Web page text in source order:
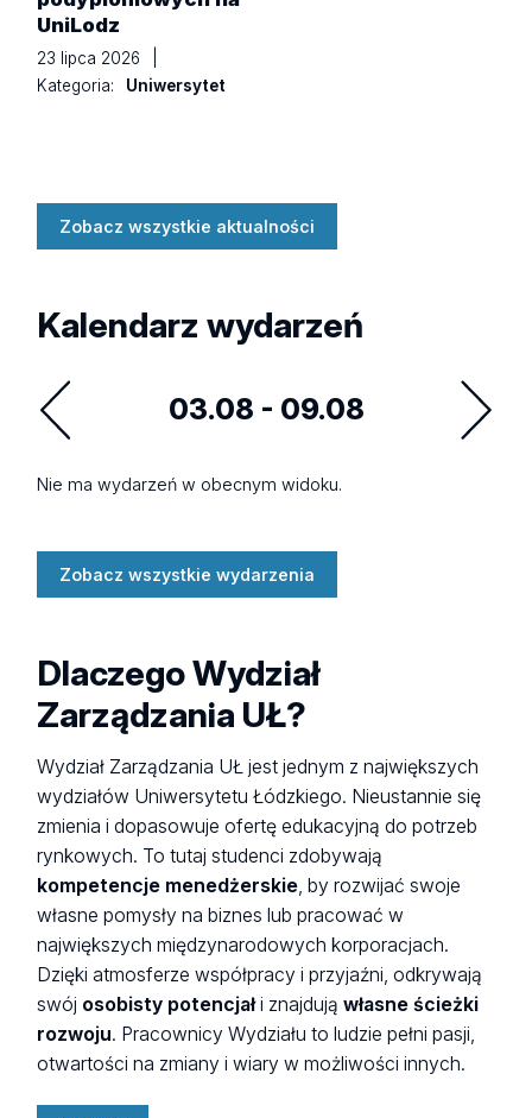
UniLodz
23 lipca 2026
Kategoria:
Uniwersytet
Zobacz wszystkie aktualności
Kalendarz wydarzeń
03.08 - 09.08
Nie ma wydarzeń w obecnym widoku.
Zobacz wszystkie wydarzenia
Dlaczego Wydział
Zarządzania UŁ?
Wydział Zarządzania UŁ jest jednym z największych
wydziałów Uniwersytetu Łódzkiego. Nieustannie się
zmienia i dopasowuje ofertę edukacyjną do potrzeb
rynkowych. To tutaj studenci zdobywają
kompetencje menedżerskie, by rozwijać swoje
własne pomysły na biznes lub pracować w
największych międzynarodowych korporacjach.
Dzięki atmosferze współpracy i przyjaźni, odkrywają
swój osobisty potencjałi znajdująwłasne ścieżki
rozwoju. Pracownicy Wydziału to ludzie pełni pasji,
otwartości na zmiany i wiary w możliwości innych.